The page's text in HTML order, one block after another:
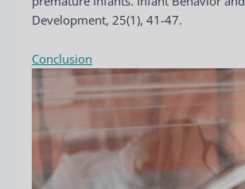
Development, 25(1), 41-47.
Conclusion